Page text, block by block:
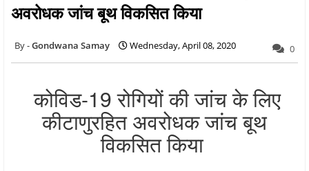
अवरोधक जांच बूथ विकसित किया
Gondwana Samay Wednesday, April 08, 2020 0
कोविड-19 रोगियों की जांच के लिए
कीटाणुरहित अवरोधक जांच बूथ
विकसित किया